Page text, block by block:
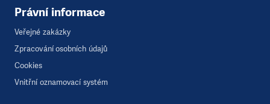
Právní informace
Veřejné zakázky
Zpracování osobních údajů
Cookies
Vnitřní oznamovací systém